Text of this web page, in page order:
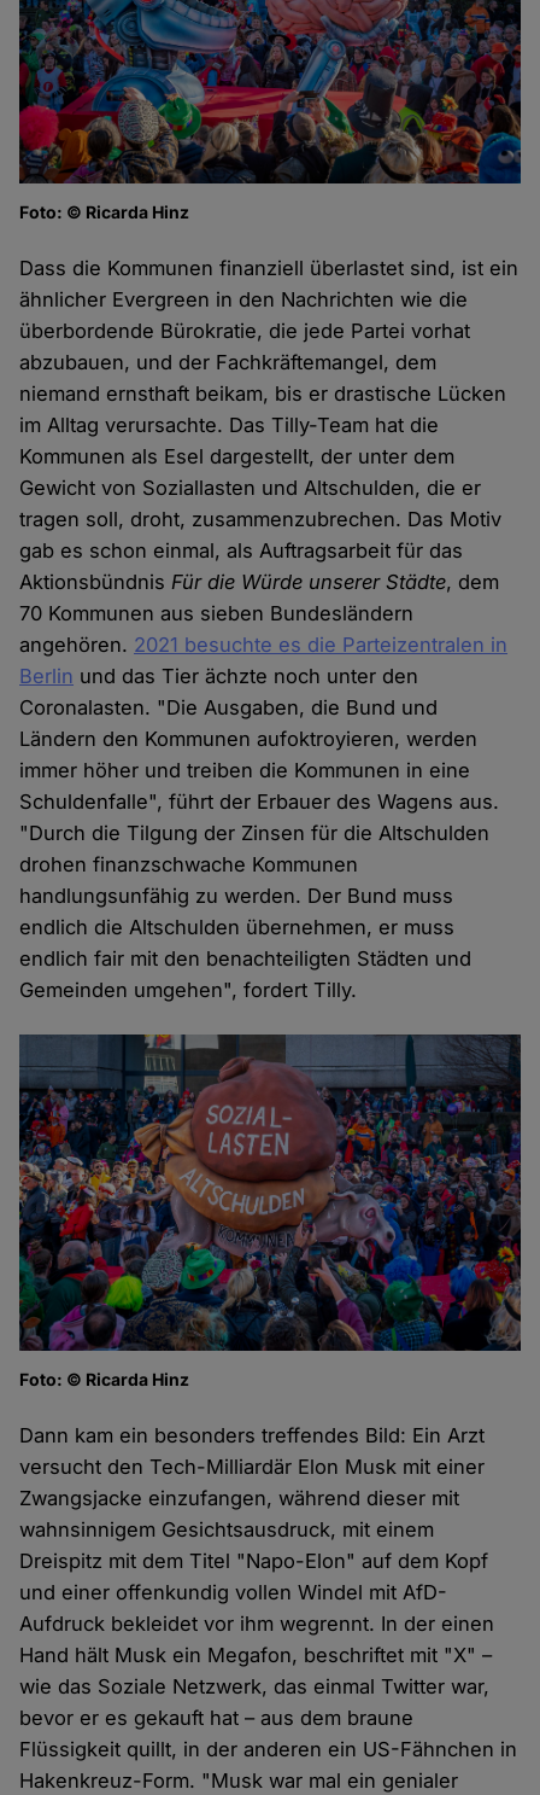
Foto: © Ricarda Hinz
Dass die Kommunen finanziell überlastet sind, ist ein
ähnlicher Evergreen in den Nachrichten wie die
überbordende Bürokratie, die jede Partei vorhat
abzubauen, und der Fachkräftemangel, dem
niemand ernsthaft beikam, bis er drastische Lücken
im Alltag verursachte. Das Tilly-Team hat die
Kommunen als Esel dargestellt, der unter dem
Gewicht von Soziallasten und Altschulden, die er
tragen soll, droht, zusammenzubrechen. Das Motiv
gab es schon einmal, als Auftragsarbeit für das
AktionsbündnisFür die Würde unserer Städte, dem
70 Kommunen aus sieben Bundesländern
angehören. 2021 besuchte es die Parteizentralen in
Berlin und das Tier ächzte noch unter den
Coronalasten. "Die Ausgaben, die Bund und
Ländern den Kommunen aufoktroyieren, werden
immer höher und treiben die Kommunen in eine
Schuldenfalle", führt der Erbauer des Wagens aus.
"Durch die Tilgung der Zinsen für die Altschulden
drohen finanzschwache Kommunen
handlungsunfähig zu werden. Der Bund muss
endlich die Altschulden übernehmen, er muss
endlich fair mit den benachteiligten Städten und
Gemeinden umgehen", fordert Tilly.
Foto: © Ricarda Hinz
Dann kam ein besonders treffendes Bild: Ein Arzt
versucht den Tech-Milliardär Elon Musk mit einer
Zwangsjacke einzufangen, während dieser mit
wahnsinnigem Gesichtsausdruck, mit einem
Dreispitz mit dem Titel "Napo-Elon" auf dem Kopf
und einer offenkundig vollen Windel mit AfD-
Aufdruck bekleidet vor ihm wegrennt. In der einen
Hand hält Musk ein Megafon, beschriftet mit "X" –
wie das Soziale Netzwerk, das einmal Twitter war,
bevor er es gekauft hat – aus dem braune
Flüssigkeit quillt, in der anderen ein US-Fähnchen in
Hakenkreuz-Form. "Musk war mal ein genialer